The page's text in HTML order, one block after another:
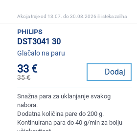
Akcija traje od 13.07. do 30.08.2026 ili isteka zaliha
philips
DST3041 30
Glačalo na paru
33 €
35 €
Dodaj
Snažna para za uklanjanje svakog
nabora.
Dodatna količina pare do 200 g.
Kontinuirana para do 40 g/min za bolju